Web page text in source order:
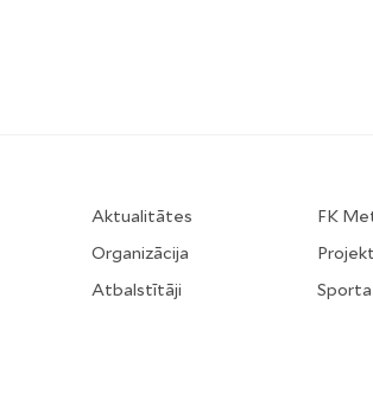
Aktualitātes
Organizācija
Atbalstītāji
FK